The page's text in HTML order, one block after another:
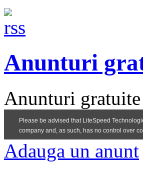
Anunturi
Anunturi gratuite
Adauga un anunt